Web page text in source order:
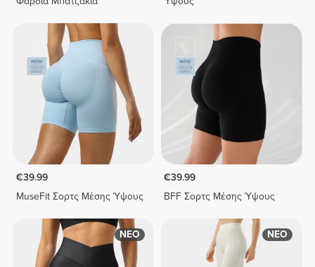
€39.99
MuseFit Σορτς Μέσης Ύψους
€39.99
BFF Σορτς Μέσης Ύψους
ΝΕΟ ΝΕΟ